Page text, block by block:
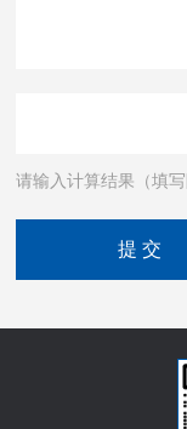
请输入计算结果（填